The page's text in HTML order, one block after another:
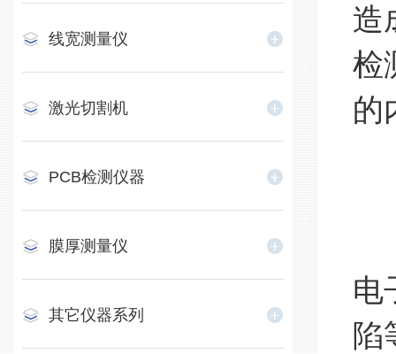
线宽测量仪
激光切割机
PCB检测仪器
膜厚测量仪
其它仪器系列
造
检
的
电
陷